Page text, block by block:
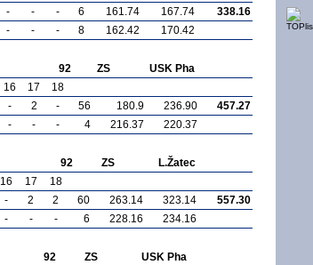
- - - 6 161.74 167.74
338.16
- - - 8 162.42 170.42
92 ZS
USK Pha
16 17
18
- 2 - 56 180.9 236.90
457.27
- - - 4 216.37 220.37
92 ZS
L.Žatec
16 17
18
- 2 2 60 263.14 323.14
557.30
- - - 6 228.16 234.16
92 ZS
USK Pha